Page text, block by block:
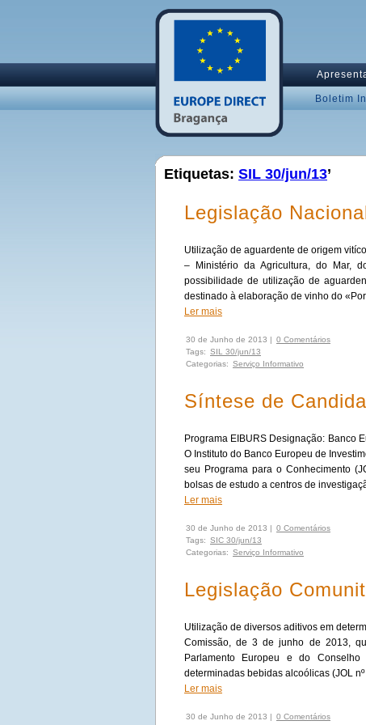
Boletim
Etiquetas: SIL 30/jun/13’
Legislação
Utilização de aguardente de origem
– Ministério da Agricultura, do Mar,
possibilidade de utilização de
destinado à elaboração de vinho do
Ler mais
30 de Junho de 2013 | 0 Comentários
Tags: SIL 30/jun/13
Categorias: Serviço Informativo
Síntese de
Programa EIBURS Designação: Banco
O Instituto do Banco Europeu de
seu Programa para o Conhecimento
bolsas de estudo a centros de
Ler mais
30 de Junho de 2013 | 0 Comentários
Tags: SIC 30/jun/13
Categorias: Serviço Informativo
Legislação
Utilização de diversos aditivos em
Comissão, de 3 de junho de 2013,
Parlamento Europeu e do
determinadas bebidas alcoólicas (JOL
Ler mais
30 de Junho de 2013 | 0 Comentários